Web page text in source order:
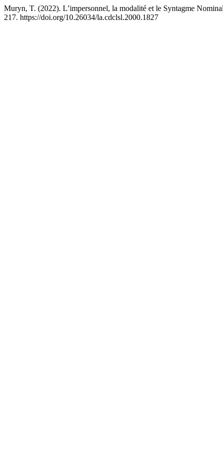
Muryn, T. (2022). L’impersonnel, la modalité et le Syntagme
217. https://doi.org/10.26034/la.cdclsl.2000.1827